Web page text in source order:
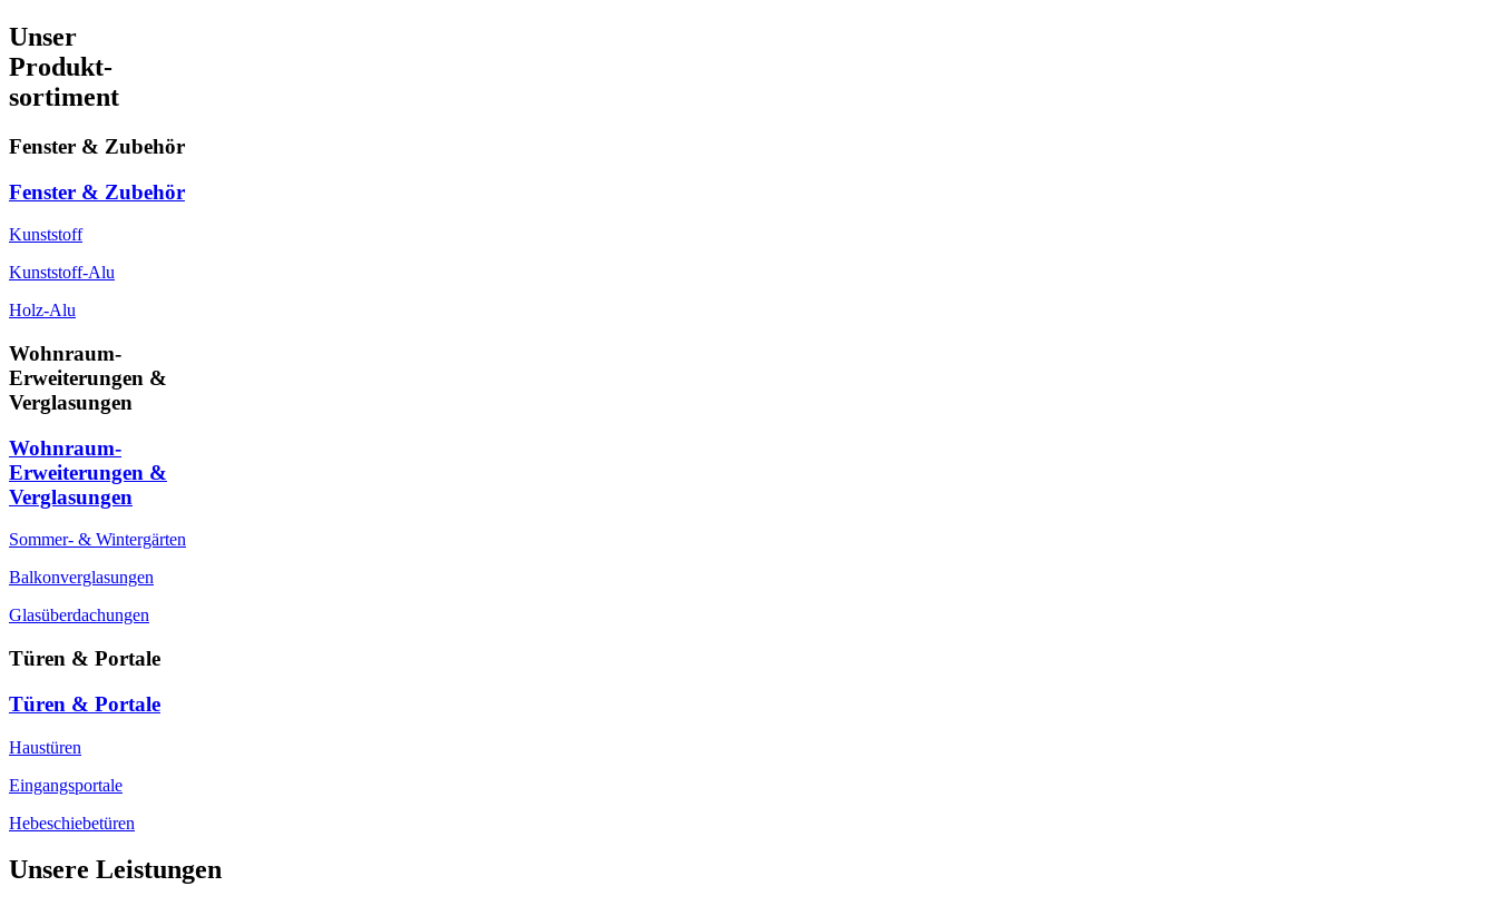
Unser
Produkt-
sortiment
Fenster & Zubehör
Fenster & Zubehör
Kunststoff
Kunststoff-Alu
Holz-Alu
Wohnraum-
Erweiterungen &
Verglasungen
Wohnraum-
Erweiterungen &
Verglasungen
Sommer- & Wintergärten
Balkonverglasungen
Glasüberdachungen
Türen & Portale
Türen & Portale
Haustüren
Eingangsportale
Hebeschiebetüren
Unsere Leistungen